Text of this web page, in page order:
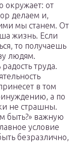
окружает: от
делаем и,
мы станем. От
жизнь. Если
то получаешь
людям.
труда.
в том
а по
не страшны.
быть?» важную
условие
безразлично,